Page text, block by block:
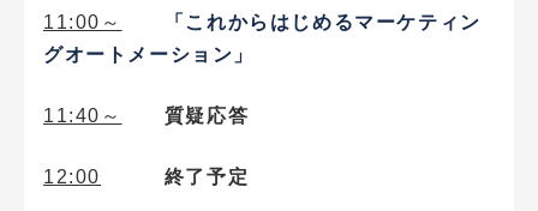
11:00～
「これからはじめるマーケティン
グオートメーション」
11:40～ 質疑応答
12:00 終了予定